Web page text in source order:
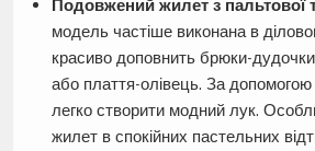
Подовжений жилет з пальтової
модель частіше виконана в
красиво доповнить брюки-
або плаття-олівець. За допомогою
легко створити модний лук.
жилет в спокійних пастельних